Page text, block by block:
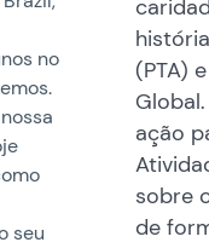
no
seu
(PTA)
ação
sobre
de